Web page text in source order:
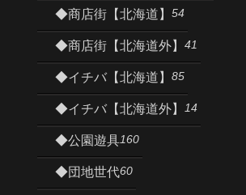
◆商店街【北海道】 54
◆商店街【北海道外】 41
◆イチバ【北海道】 85
◆イチバ【北海道外】 14
◆公園遊具160
◆団地世代60